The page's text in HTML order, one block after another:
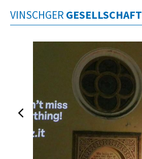
VINSCHGER GESELLSCHAFT